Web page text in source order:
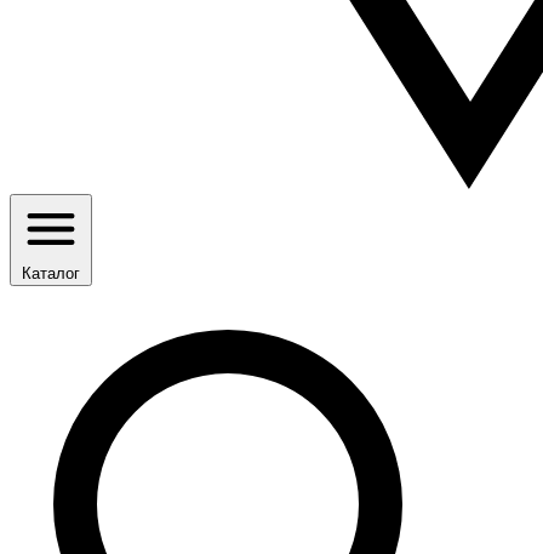
Каталог